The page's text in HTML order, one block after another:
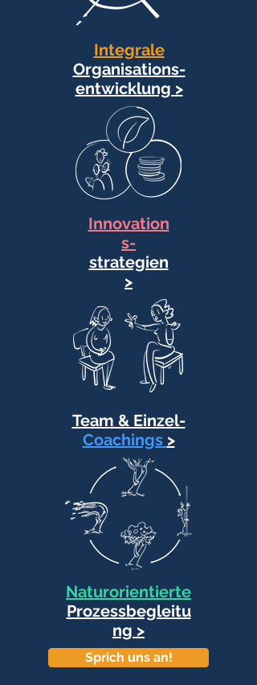
Integrale
Organisations-
entwicklung >
Innovation
s-
strategien
>
Team & Einzel-
Coachings >
Naturorientierte
Prozessbegleitu
ng >
Sprich uns an!